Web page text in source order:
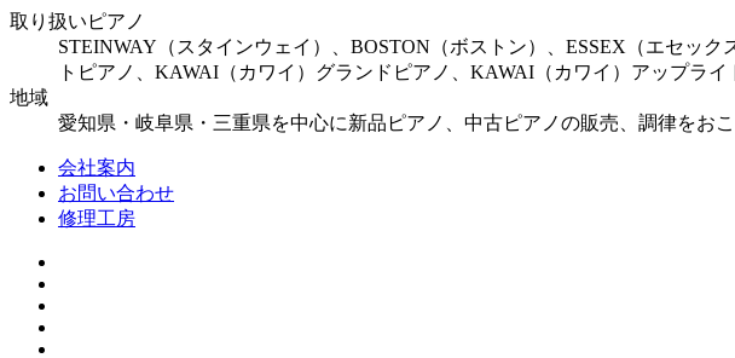
取り扱いピアノ
STEINWAY（スタインウェイ）、BOSTON（ボストン）、ESSEX（エセッ
トピアノ、KAWAI（カワイ）グランドピアノ、KAWAI（カワイ）アップラ
地域
愛知県・岐阜県・三重県を中心に新品ピアノ、中古ピアノの販売、調律をおこ
会社案内
お問い合わせ
修理工房